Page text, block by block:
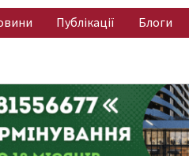
Публікації Блоги